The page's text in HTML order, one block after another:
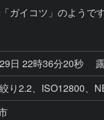
ガイコツ」のようで
日 22時36分20秒
り2.2、ISO12800、